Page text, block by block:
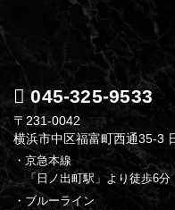
045-325-9533
〒231-0042
横浜市中区福富町西通35-3
・京急本線
「日ノ出町駅」より徒歩6分
・ブルーライン